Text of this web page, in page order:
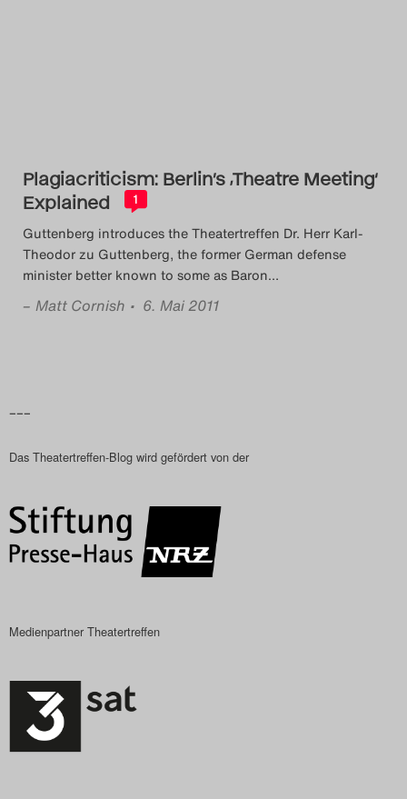
Plagiacriticism: Berlin’s ‚Theatre Meeting‘
Explained
1
Guttenberg introduces the Theatertreffen Dr. Herr Karl-
Theodor zu Guttenberg, the former German defense
minister better known to some as Baron…
– Matt Cornish • 6. Mai 2011
–––
Das Theatertreffen-Blog wird gefördert von der
Medienpartner Theatertreffen